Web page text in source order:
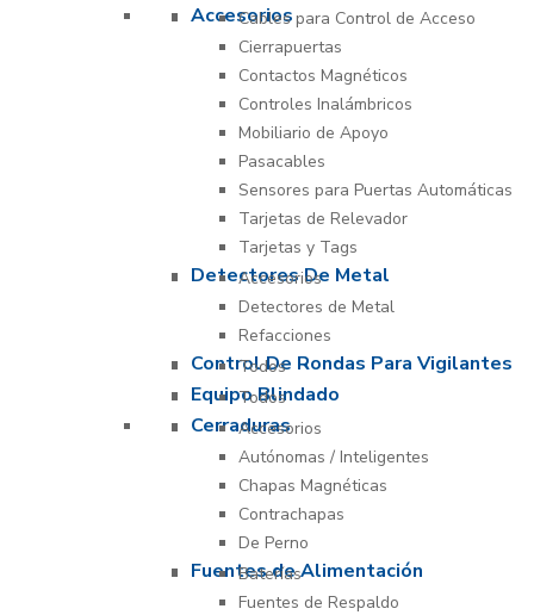
Accesorios
Cables para Control de Acceso
Cierrapuertas
Contactos Magnéticos
Controles Inalámbricos
Mobiliario de Apoyo
Pasacables
Sensores para Puertas Automáticas
Tarjetas de Relevador
Tarjetas y Tags
Detectores De Metal
Accesorios
Detectores de Metal
Refacciones
Control De Rondas Para Vigilantes
Todos
Equipo Blindado
Todos
Cerraduras
Accesorios
Autónomas / Inteligentes
Chapas Magnéticas
Contrachapas
De Perno
Fuentes de Alimentación
Baterías
Fuentes de Respaldo